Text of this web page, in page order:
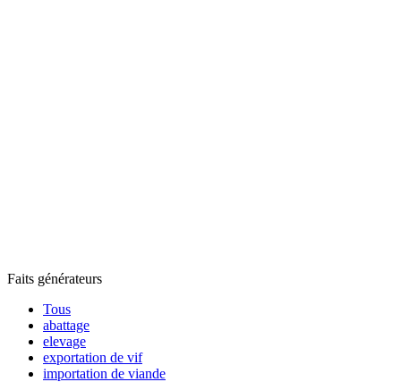
Faits générateurs
Tous
abattage
elevage
exportation de vif
importation de viande